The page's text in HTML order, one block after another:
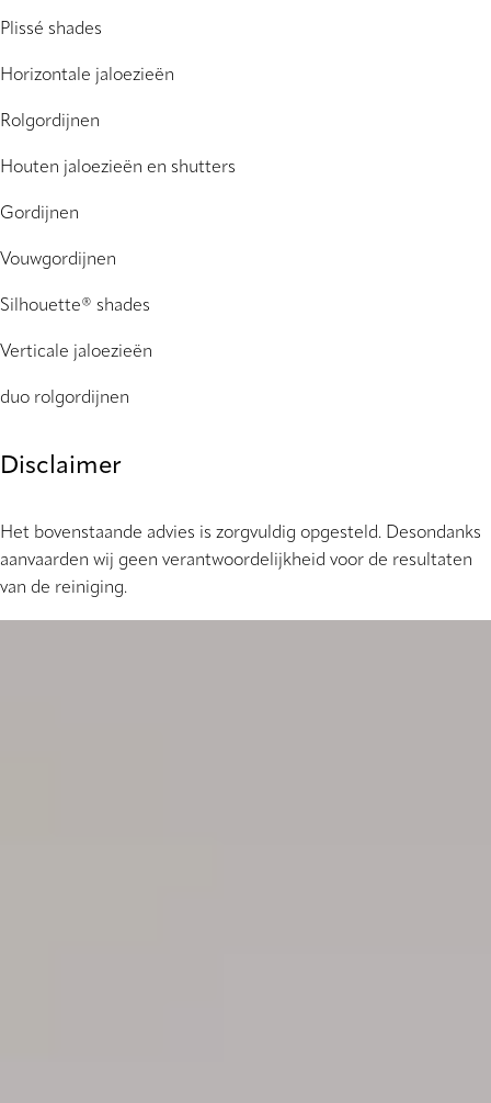
Plissé shades
Horizontale jaloezieën
Rolgordijnen
Houten jaloezieën en shutters
Gordijnen
Vouwgordijnen
Silhouette® shades
Verticale jaloezieën
duo rolgordijnen
Disclaimer
Het bovenstaande advies is zorgvuldig opgesteld. Desondanks
aanvaarden wij geen verantwoordelijkheid voor de resultaten
van de reiniging.